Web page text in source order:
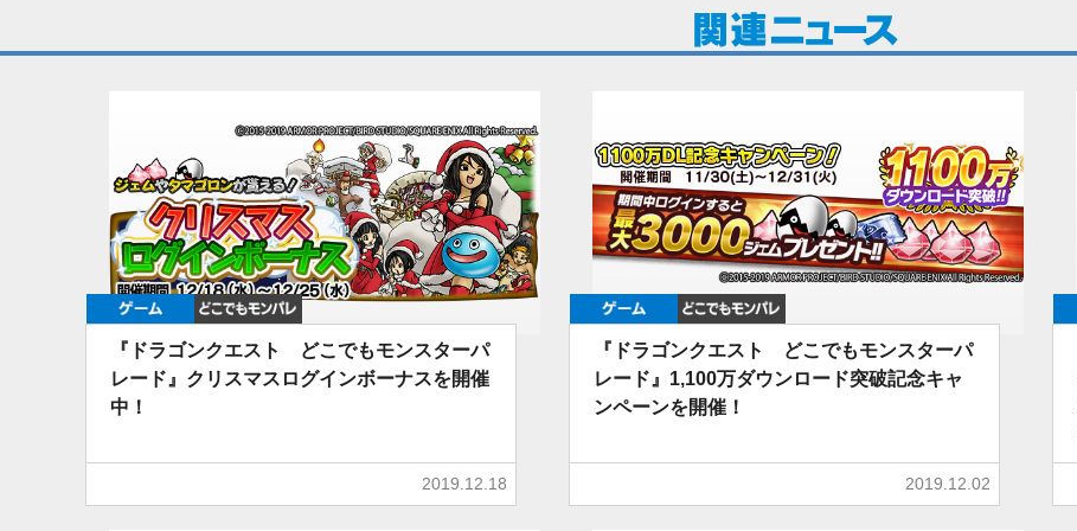
ゲーム どこでもDQMP
『ドラゴンクエスト どこでもモンスターパ
レード』クリスマスログインボーナスを開催
中！
2019.12.18
ゲーム
『ドラゴンクエスト どこでもモンスターパ
レード』1,100万ダウンロード突破記念キャ
ンペーンを開催！
2019.12.02